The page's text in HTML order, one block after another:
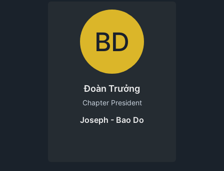
BD
Đoàn Trưởng
Chapter President
Joseph - Bao Do